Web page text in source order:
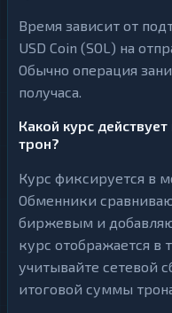
Время зависит от
USD Coin (SOL) на
Обычно операция
получаса.
Какой курс
трон?
Курс фиксируется в
Обменники
биржевым и
курс отображается в
учитывайте сетевой
итоговой суммы